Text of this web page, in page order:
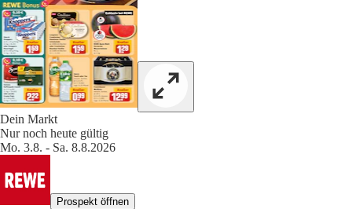
Dein Markt
Nur noch heute gültig
Mo. 3.8. - Sa. 8.8.2026
Prospekt öffnen